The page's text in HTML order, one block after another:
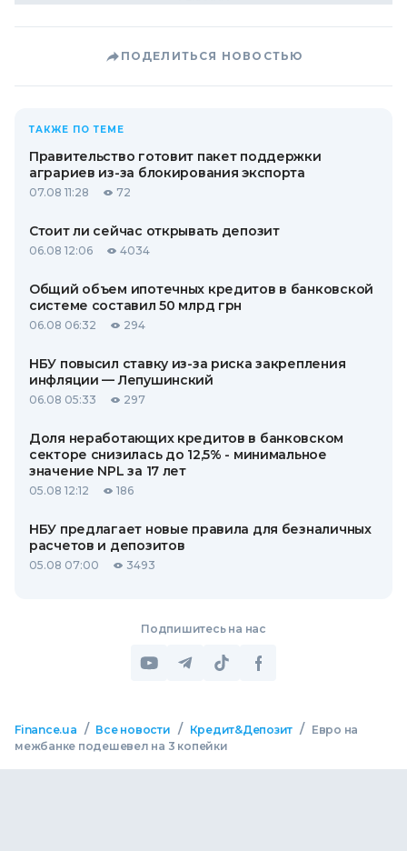
ПОДЕЛИТЬСЯ НОВОСТЬЮ
ТАКЖЕ ПО ТЕМЕ
Правительство готовит пакет поддержки
аграриев из-за блокирования экспорта
07.08 11:28 72
Стоит ли сейчас открывать депозит
06.08 12:06 4034
Общий объем ипотечных кредитов в банковской
системе составил 50 млрд грн
06.08 06:32 294
НБУ повысил ставку из-за риска закрепления
инфляции — Лепушинский
06.08 05:33 297
Доля неработающих кредитов в банковском
секторе снизилась до 12,5% - минимальное
значение NPL за 17 лет
05.08 12:12 186
НБУ предлагает новые правила для безналичных
расчетов и депозитов
05.08 07:00 3493
Подпишитесь на нас
Finance.ua / Все новости / Кредит&Депозит /
Евро на
межбанке подешевел на 3 копейки